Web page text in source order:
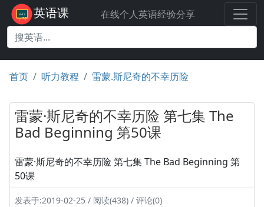
英语课 在线个人英语经验分享
首页 听力教程 雷蒙.斯尼奇的不幸历险
雷蒙·斯尼奇的不幸历险 第七集 The
Bad Beginning 第50课
雷蒙·斯尼奇的不幸历险 第七集 The Bad Beginning 第
50课
发表于:2019-02-25 / 阅读(438) / 评论(0)